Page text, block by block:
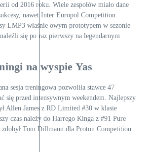
od 2016 roku. Wiele zespołów miało dane
nawet Inter Europol Competition.
LMP3 właśnie owym prototypem w sezonie
się po raz pierwszy na legendarnym
na wyspie Yas
sesja treningowa pozwoliła stawce 47
się przed intensywnym weekendem. Najlepszy
Allen James z RD Limited #30 w klasie
czas należy do Harrego Kinga z #91 Pure
zdobył Tom Dillmann dla Proton Competition